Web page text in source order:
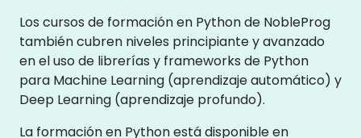
Los cursos de formación en Python de NobleProg
también cubren niveles principiante y avanzado
en el uso de librerías y frameworks de Python
para Machine Learning (aprendizaje automático) y
Deep Learning (aprendizaje profundo).
La formación en Python está disponible en